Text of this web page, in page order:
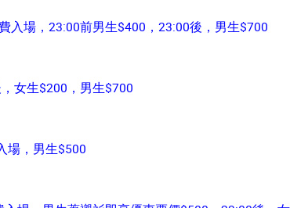
入場，23:00前男生$400，23:00後，男生$700
女生$200，男生$700
場，男生$500